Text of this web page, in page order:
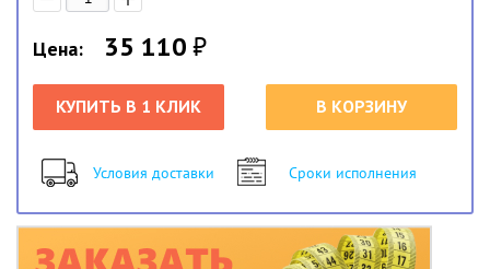
Цена: 35 110₽
КУПИТЬ В 1 КЛИК В КОРЗИНУ
Условия доставки Сроки исполнения